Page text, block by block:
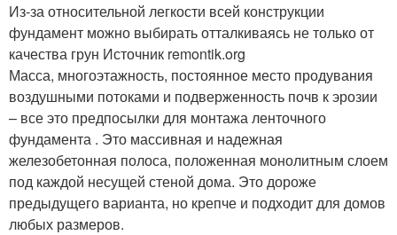
Из-за относительной легкости всей конструкции
фундамент можно выбирать отталкиваясь не только от
качества грун Источник remontik.org
Масса, многоэтажность, постоянное место продувания
воздушными потоками и подверженность почв к эрозии
– все это предпосылки для монтажа ленточного
фундамента . Это массивная и надежная
железобетонная полоса, положенная монолитным слоем
под каждой несущей стеной дома. Это дороже
предыдущего варианта, но крепче и подходит для домов
любых размеров.